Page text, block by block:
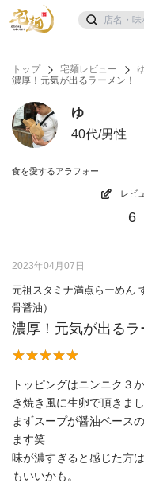
トップ 宅麺レビュー
濃厚！元気が出るラーメン！
ゆ
40代/男性
食を愛するアラフォー
レビ
6
2023年04月07日
元祖スタミナ満点らーめん
骨醤油）
濃厚！元気が出るラ
トッピングはニンニク３
き焼き風に生卵で頂きまし
まずスープが醤油ベース
ます笑
味が濃すぎると感じた方
もいいかも。